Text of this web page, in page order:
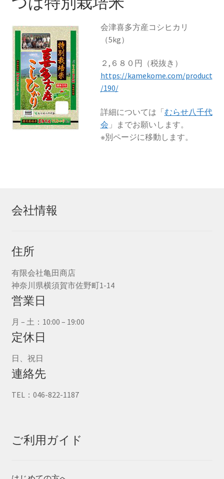
会津喜多方産コシヒカリ
（5kg）
２,６８０円（税抜き）
https://kamekome.com/product
/190/
詳細については「むらせ八千代
会 」までお願いします。
※別ページに移動します。
会社情報
住所
有限会社亀田商店
神奈川県横須賀市佐野町1-14
営業日
月 – 土：10:00 – 19:00
定休日
日、祝日
連絡先
TEL：046-822-1187
ご利用ガイド